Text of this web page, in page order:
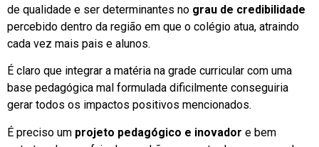
de qualidade e ser determinantes no grau de credibilidade
percebido dentro da região em que o colégio atua, atraindo
cada vez mais pais e alunos.
É claro que integrar a matéria na grade curricular com uma
base pedagógica mal formulada dificilmente conseguiria
gerar todos os impactos positivos mencionados.
É preciso um projeto pedagógico e inovador e bem